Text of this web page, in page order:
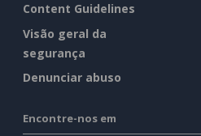
Content Guidelines
Visão geral da
segurança
Denunciar abuso
Encontre-nos em